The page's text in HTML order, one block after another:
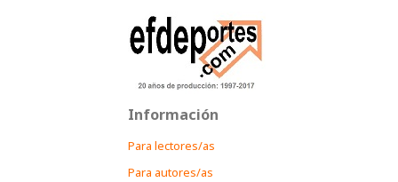
Información
Para lectores/as
Para autores/as